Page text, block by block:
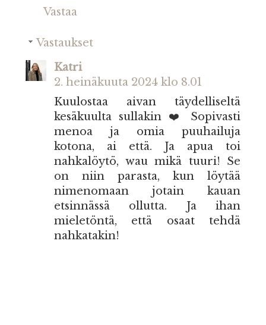
Vastaa
Vastaukset
Katri
2. heinäkuuta 2024 klo 8.01
Kuulostaa aivan täydelliseltä
kesäkuulta sullakin ❤️ Sopivasti
menoa ja omia puuhailuja
kotona, ai että. Ja apua toi
nahkalöytö, wau mikä tuuri! Se
on niin parasta, kun löytää
nimenomaan jotain kauan
etsinnässä ollutta. Ja ihan
mieletöntä, että osaat tehdä
nahkatakin!